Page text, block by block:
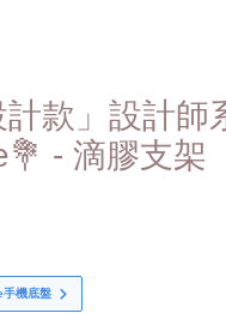
計款」設計師
- 滴膠支架
機底盤